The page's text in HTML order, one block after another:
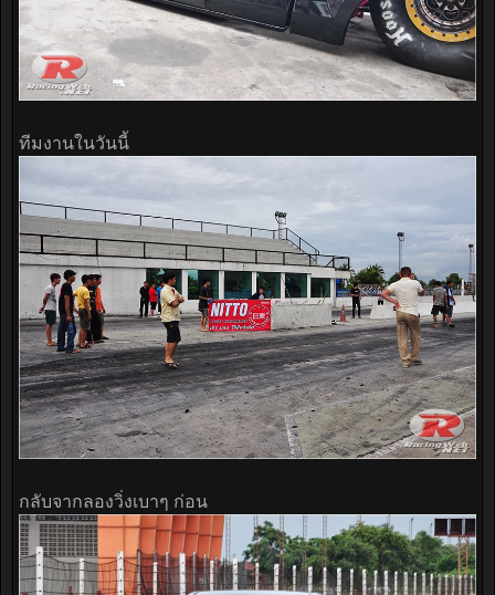
ทีมงานในวันนี้
กลับจากลองวิ่งเบาๆ ก่อน